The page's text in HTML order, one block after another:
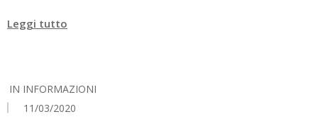
Leggi tutto
IN INFORMAZIONI
11/03/2020